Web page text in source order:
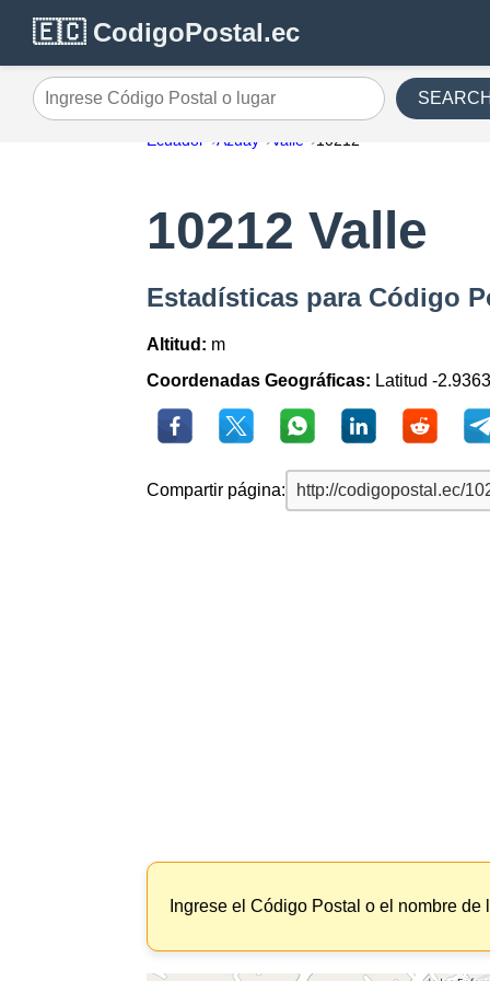
🇪🇨 CodigoPostal.ec
Ingrese Código Postal o lugar
Ecuador Azuay Valle 10212
10212 Valle
Estadísticas para Código
Altitud: m
Coordenadas Geográficas: Latitud -
Compartir página:
Ingrese el Código Postal o el nombre